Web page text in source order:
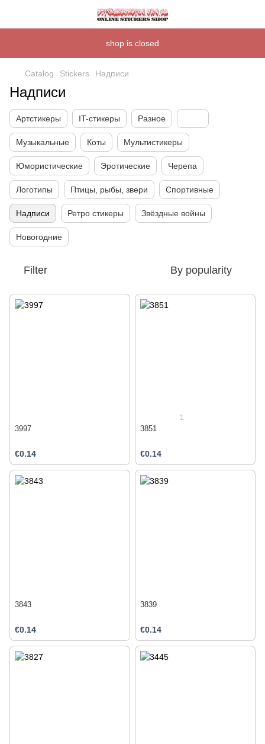
shop is closed
Catalog Stickers Надписи
Надписи
Артстикеры IT-стикеры Разное
Музыкальные Коты Мультистикеры
Юмористические Эротические Черепа
Логотипы Птицы, рыбы, звери Спортивные
Надписи Ретро стикеры Звёздные войны
Новогодние
Filter By popularity
3997
€0.14
1
3851
€0.14
3843
€0.14
3839
€0.14